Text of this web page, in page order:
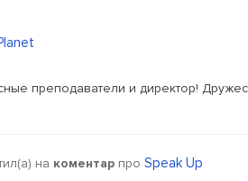
преподаватели и директор!
на коментар про Speak Up